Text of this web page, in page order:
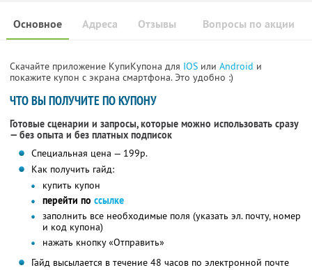
Основное Отзывы Вопросы по акции
Адреса
Скачайте приложение КупиКупона для IOS или Android и
покажите купон с экрана смартфона. Это удобно :)
ЧТО ВЫ ПОЛУЧИТЕ ПО КУПОНУ
Готовые сценарии и запросы, которые можно использовать сразу
— без опыта и без платных подписок
Специальная цена — 199р.
Как получить гайд:
купить купон
перейти по ссылке
заполнить все необходимые поля (указать эл. почту, номер
и код купона)
нажать кнопку «Отправить»
Гайд высылается в течение 48 часов по электронной почте